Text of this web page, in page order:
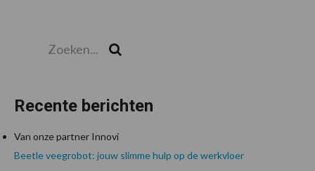
Recente berichten
Van onze partner Innovi
Beetle veegrobot: jouw slimme hulp op de werkvloer